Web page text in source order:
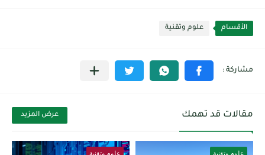
الأقسام علوم وتقنية
مقالات قد تهمك عرض المزيد
علوم وتقنية علوم وتقنية